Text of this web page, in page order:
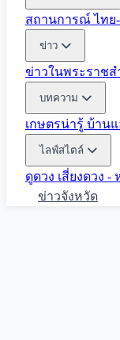
สถานการณ์ ไทย
ข่าว
ข่าวในพระราชส
บทความ
เกษตรน่ารู้ บ้าน
ไลฟ์สไตล์
ดูดวง เสี่ยงดวง -
ข่าวจังหวัด